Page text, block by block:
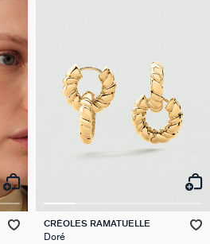
CRÉOLES RAMATUELLE
Doré